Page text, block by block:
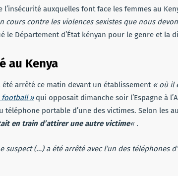
l’insécurité auxquelles font face les femmes au
cours contre les violences sexistes que nous
le Département d’État kényan pour le genre et la
au Kenya
été arrêté ce matin devant un établissement « où il
football »qui opposait dimanche soir l’Espagne à
téléphone portable d’une des victimes. Selon les
en train d’attirer une autre victime« .
suspect (…) a été arrêté avec l’un des téléphones